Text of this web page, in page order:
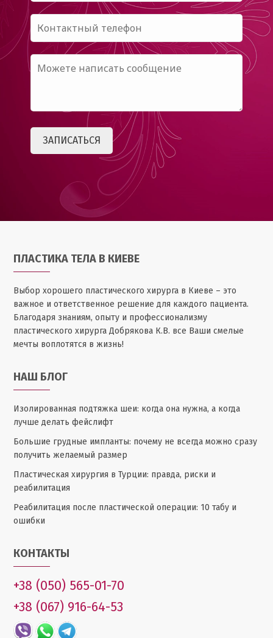
ПЛАСТИКА ТЕЛА В КИЕВЕ
Выбор хорошего пластического хирурга в Киеве – это
важное и ответственное решение для каждого пациента.
Благодаря знаниям, опыту и профессионализму
пластического хирурга Добрякова К.В. все Ваши смелые
мечты воплотятся в жизнь!
НАШ БЛОГ
Изолированная подтяжка шеи: когда она нужна, а когда
лучше делать фейслифт
Большие грудные импланты: почему не всегда можно сразу
получить желаемый размер
Пластическая хирургия в Турции: правда, риски и
реабилитация
Реабилитация после пластической операции: 10 табу и
ошибки
КОНТАКТЫ
+38 (050) 565-01-70
+38 (067) 916-64-53